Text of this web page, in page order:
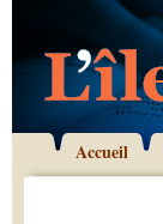
Accueil